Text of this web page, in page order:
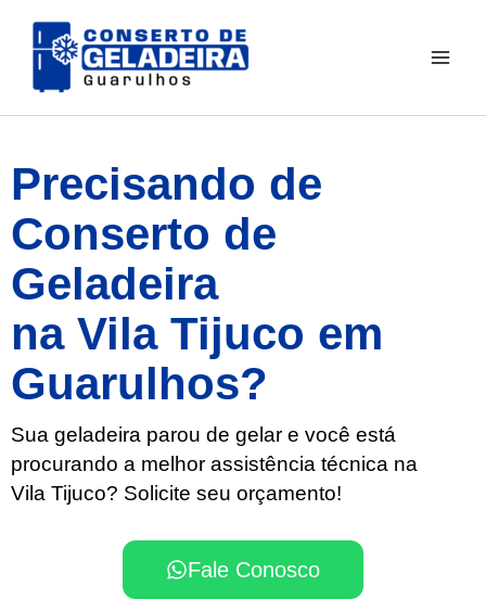
para
Precisando de
Conserto de
Geladeira
na Vila Tijuco em
Guarulhos?
Sua geladeira parou de gelar e você está
procurando a melhor assistência técnica na
Vila Tijuco? Solicite seu orçamento!
Fale Conosco